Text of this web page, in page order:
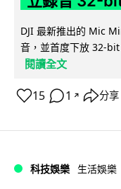
DJI 最新推出的 Mic
音，並首度下放 32-
閱讀全文
15 1 ↗ 分享
科技娛樂 生活娛樂